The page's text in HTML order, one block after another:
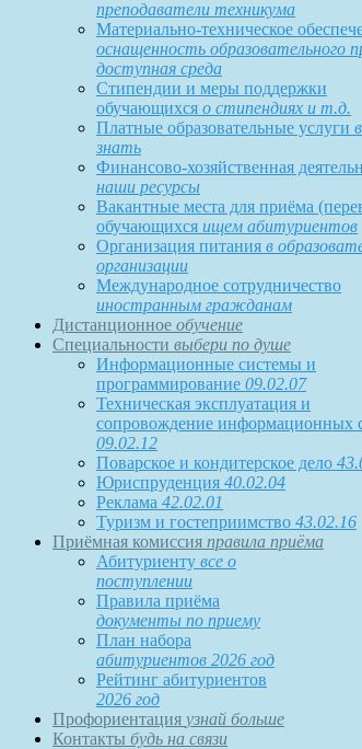
преподаватели техникума
Материально-техническое
оснащенность образовательного
доступная среда
Стипендии и меры поддержки
обучающихся о стипендиях и т.д.
Платные образовательные услуги
знать
Финансово-хозяйственная
наши ресурсы
Вакантные места для приёма
обучающихся ищем абитуриентов
Организация питания в
организации
Международное сотрудничество
иностранным гражданам
Дистанционное обучение
Специальности выбери по душе
Информационные системы и
программирование 09.02.07
Техническая эксплуатация и
сопровождение информационных
09.02.12
Поварское и кондитерское дело
Юриспруденция 40.02.04
Реклама 42.02.01
Туризм и гостеприимство 43.02.16
Приёмная комиссия правила приёма
Абитуриенту все о
поступлении
Правила приёма
документы по приему
План набора
абитуриентов 2026 год
Рейтинг абитуриентов
2026 год
Профориентация узнай больше
Контакты будь на связи